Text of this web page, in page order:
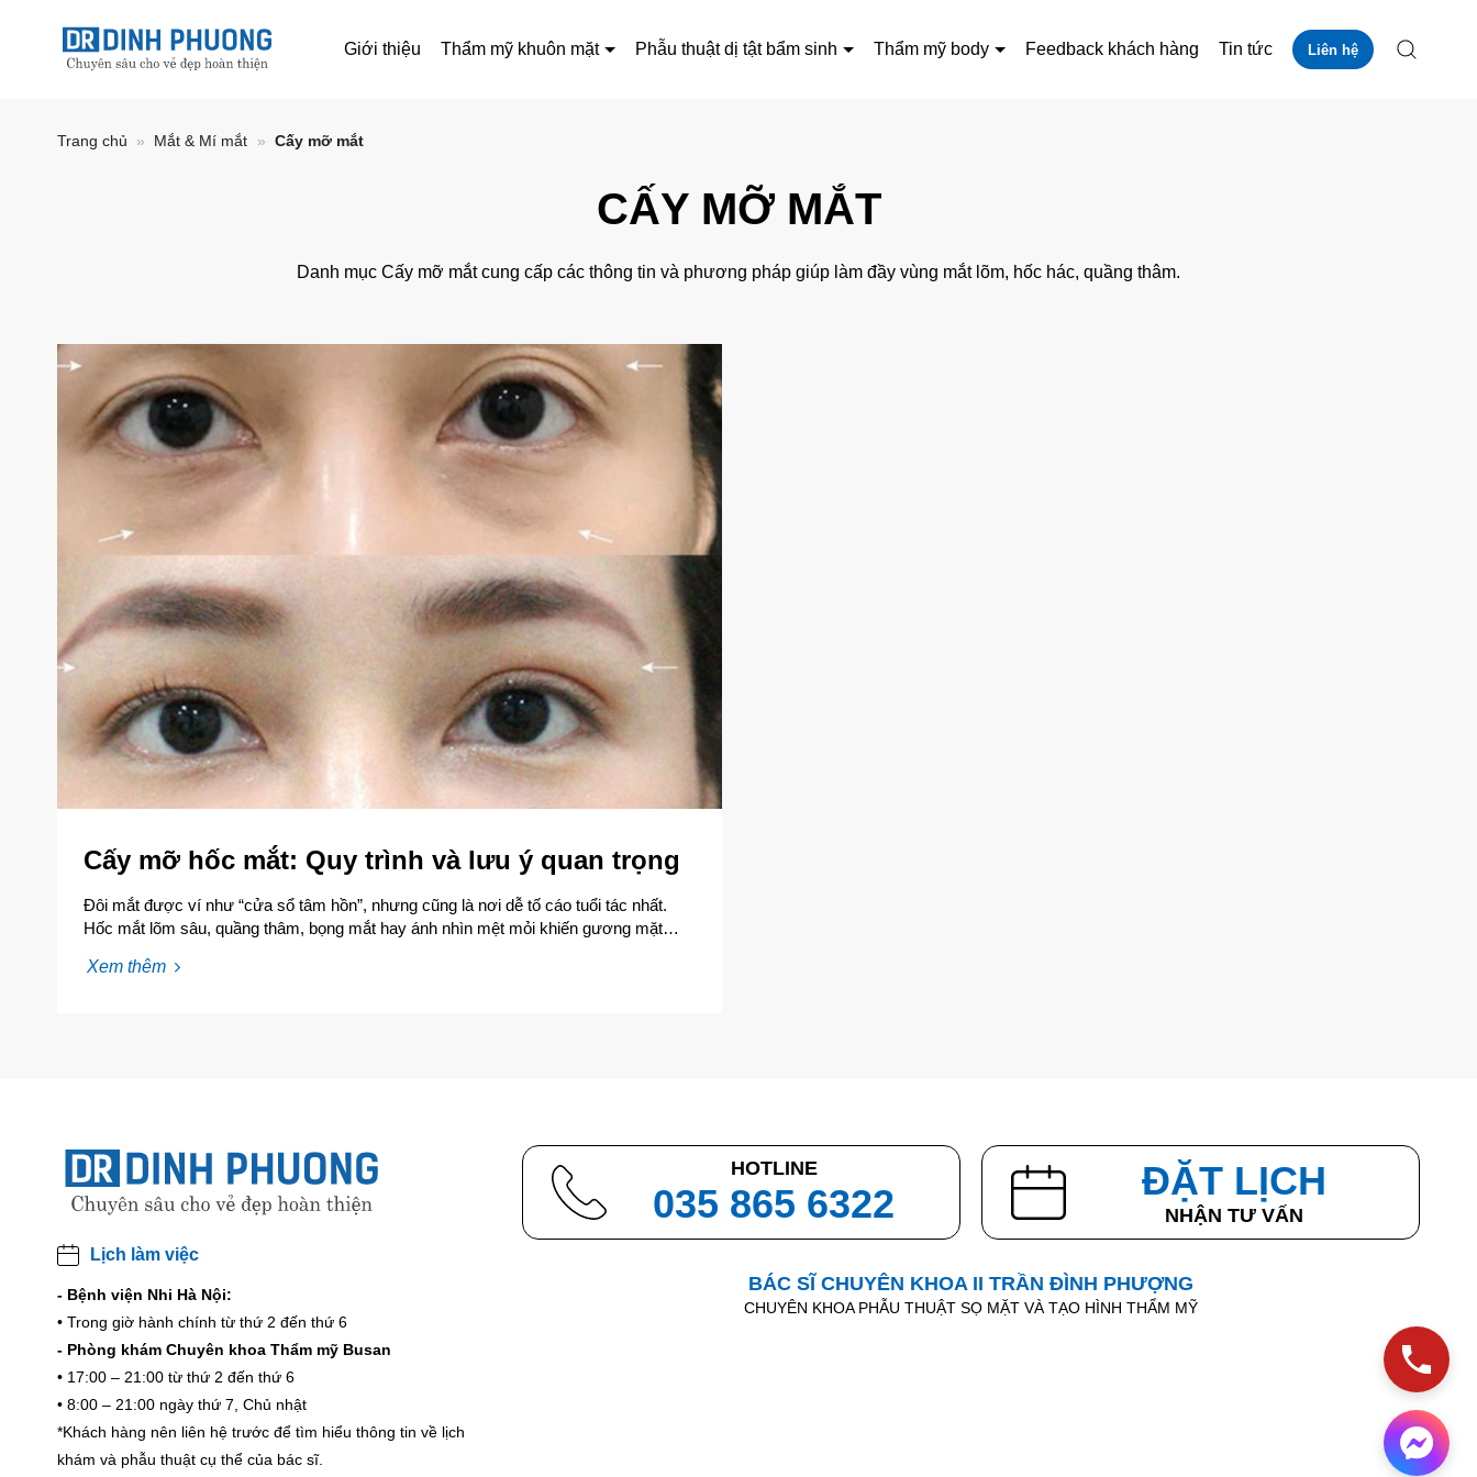
Giới thiệu Thẩm mỹ khuôn mặt Phẫu thuật dị tật bẩm sinh Thẩm mỹ body Feedback khách hàng Tin tức Liên hệ
Trang chủ » Mắt & Mí mắt » Cấy mỡ mắt
CẤY MỠ MẮT
Danh mục Cấy mỡ mắt cung cấp các thông tin và phương pháp giúp làm đầy vùng mắt lõm, hốc hác, quầng thâm.
Cấy mỡ hốc mắt: Quy trình và lưu ý quan trọng
Đôi mắt được ví như “cửa sổ tâm hồn”, nhưng cũng là nơi dễ tố cáo tuổi tác nhất.
Hốc mắt lõm sâu, quầng thâm, bọng mắt hay ánh nhìn mệt mỏi khiến gương mặt
Xem thêm
Lịch làm việc
- Bệnh viện Nhi Hà Nội:
• Trong giờ hành chính từ thứ 2 đến thứ 6
- Phòng khám Chuyên khoa Thẩm mỹ Busan
• 17:00 – 21:00 từ thứ 2 đến thứ 6
• 8:00 – 21:00 ngày thứ 7, Chủ nhật
*Khách hàng nên liên hệ trước để tìm hiểu thông tin về lịch
khám và phẫu thuật cụ thể của bác sĩ.
HOTLINE
035 865 6322
ĐẶT LỊCH
NHẬN TƯ VẤN
BÁC SĨ CHUYÊN KHOA II TRẦN ĐÌNH PHƯỢNG
CHUYÊN KHOA PHẪU THUẬT SỌ MẶT VÀ TẠO HÌNH THẨM MỸ